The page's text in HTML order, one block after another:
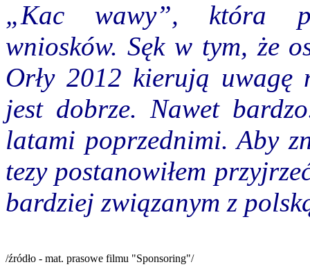
„Kac wawy”, która
wniosków. Sęk w tym, że
Orły 2012 kierują
jest dobrze. Nawet
latami poprzednimi. Aby
tezy postanowiłem
bardziej związanym z
/źródło - mat. prasowe filmu "Sponsoring"/